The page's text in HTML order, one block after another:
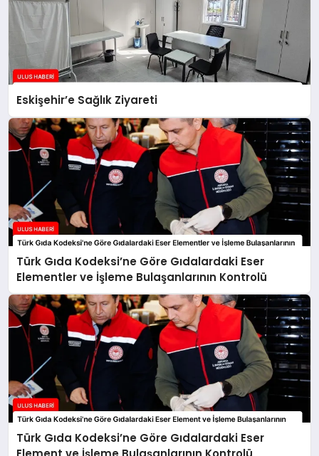
Eskişehir’e Sağlık Ziyareti
Türk Gıda Kodeksi’ne Göre Gıdalardaki Eser
Elementler ve İşleme Bulaşanlarının Kontrolü
Türk Gıda Kodeksi’ne Göre Gıdalardaki Eser